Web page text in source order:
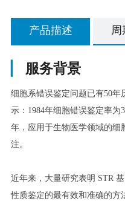
产品描述 周
服务背景
细胞系错误鉴定问题已有50年
示：1984年细胞错误鉴定率为
年，应用于生物医学领域的细
注。
近年来，大量研究表明 STR
性质鉴定的最有效和准确的方